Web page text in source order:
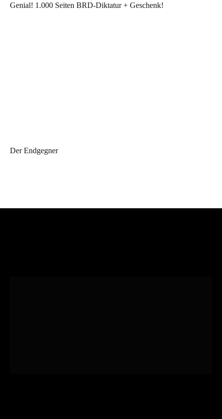
Genial! 1.000 Seiten BRD-Diktatur + Geschenk!
Der Endgegner